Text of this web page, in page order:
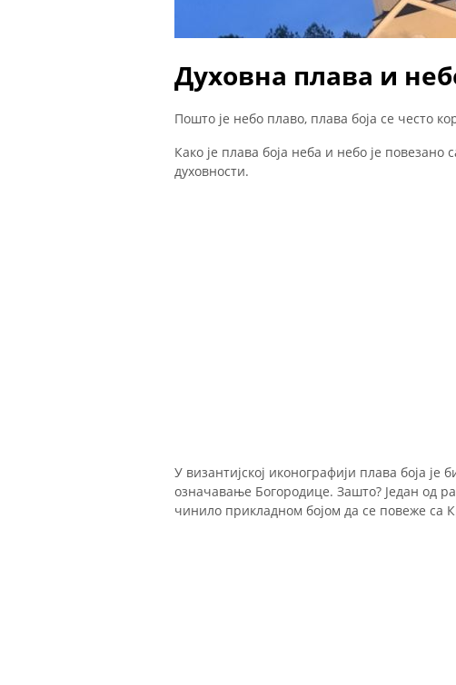
Духовна плава и
Пошто је небо плаво, плава боја се често
Како је плава боја неба и небо је повезано
духовности.
У византијској иконографији плава боја је
означавање Богородице. Зашто? Један од
чинило прикладном бојом да се повеже са